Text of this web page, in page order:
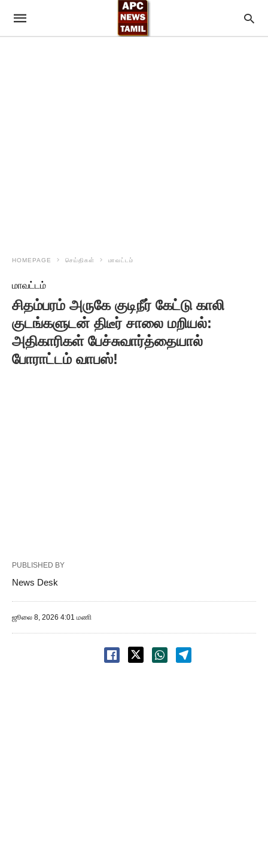
HOMEPAGE செய்திகள் மாவட்டம்
மாவட்டம்
சிதம்பரம் அருகே குடிநீர் கேட்டு காலி
குடங்களுடன் திடீர் சாலை மறியல்:
அதிகாரிகள் பேச்சுவார்த்தையால்
போராட்டம் வாபஸ்!
PUBLISHED BY
News Desk
ஜூலை 8, 2026 4:01 மணி